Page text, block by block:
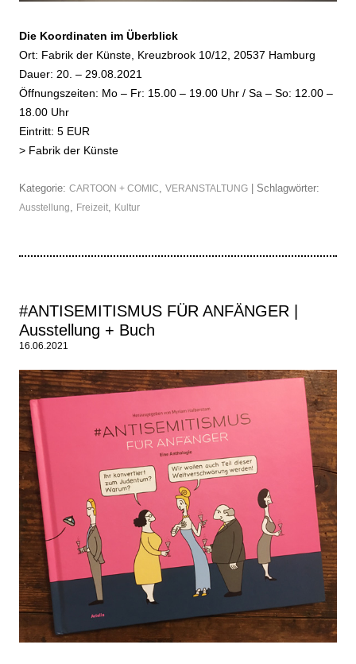
Die Koordinaten im Überblick
Ort: Fabrik der Künste, Kreuzbrook 10/12, 20537 Hamburg
Dauer: 20. – 29.08.2021
Öffnungszeiten: Mo – Fr: 15.00 – 19.00 Uhr / Sa – So: 12.00 –
18.00 Uhr
Eintritt: 5 EUR
> Fabrik der Künste
Kategorie: CARTOON + COMIC VERANSTALTUNG | Schlagwörter:
Ausstellung Freizeit Kultur
#ANTISEMITISMUS FÜR ANFÄNGER |
Ausstellung + Buch
16.06.2021